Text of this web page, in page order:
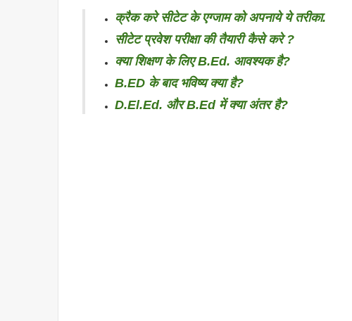
क्रैक करे सीटेट के एग्जाम को अपनाये ये तरीका.
सीटेट प्रवेश परीक्षा की तैयारी कैसे करे ?
क्या शिक्षण के लिए B.Ed. आवश्यक है?
B.ED के बाद भविष्य क्या है?
D.El.Ed. और B.Ed में क्या अंतर है?